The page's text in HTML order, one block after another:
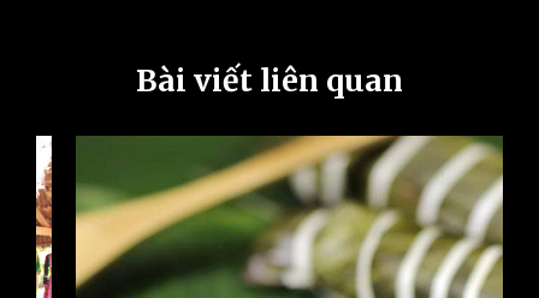
Bài viết liên quan